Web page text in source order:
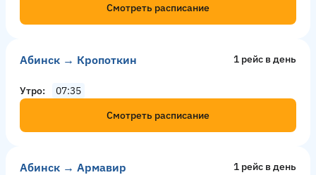
Смотреть расписание
Абинск → Кропоткин 1 рейс в день
Утро
07:35
Смотреть расписание
Абинск → Армавир 1 рейс в день